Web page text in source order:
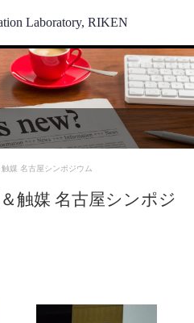
Laboratory, RIKEN
媒 名古屋シンポジウム
触媒 名古屋シンポジ